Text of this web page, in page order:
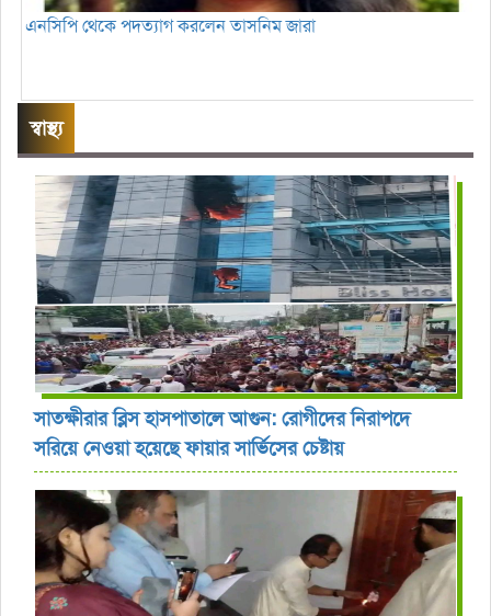
এনসিপি থেকে পদত্যাগ করলেন তাসনিম জারা
স্বাস্থ্য
সাতক্ষীরার ব্লিস হাসপাতালে আগুন: রোগীদের নিরাপদে
সরিয়ে নেওয়া হয়েছে ফায়ার সার্ভিসের চেষ্টায়